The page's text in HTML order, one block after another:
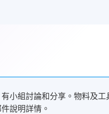
小組討論和分享。物料及
說明詳情。